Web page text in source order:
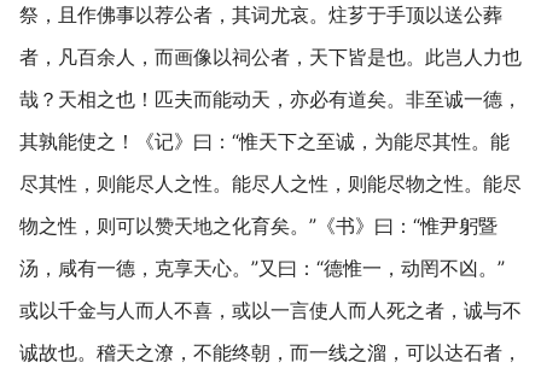
祭，且作佛事以荐公者，其词尤哀。炷芗于手顶以送公葬
者，凡百余人，而画像以祠公者，天下皆是也。此岂人力也
哉？天相之也！匹夫而能动天，亦必有道矣。非至诚一德，
其孰能使之！《记》曰：“惟天下之至诚，为能尽其性。能
尽其性，则能尽人之性。能尽人之性，则能尽物之性。能尽
物之性，则可以赞天地之化育矣。”《书》曰：“惟尹躬暨
汤，咸有一德，克享天心。”又曰：“德惟一，动罔不凶。”
或以千金与人而人不喜，或以一言使人而人死之者，诚与不
诚故也。稽天之潦，不能终朝，而一线之溜，可以达石者，